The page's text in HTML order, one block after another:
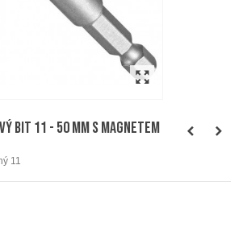
bit 11 - 50 mm s magnetem
11